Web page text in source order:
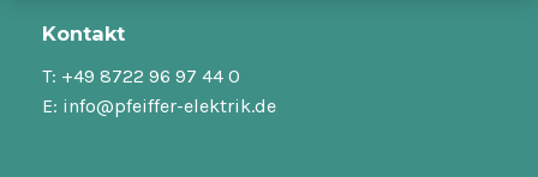
Kontakt
T: +49 8722 96 97 44 0
E: info@pfeiffer-elektrik.de